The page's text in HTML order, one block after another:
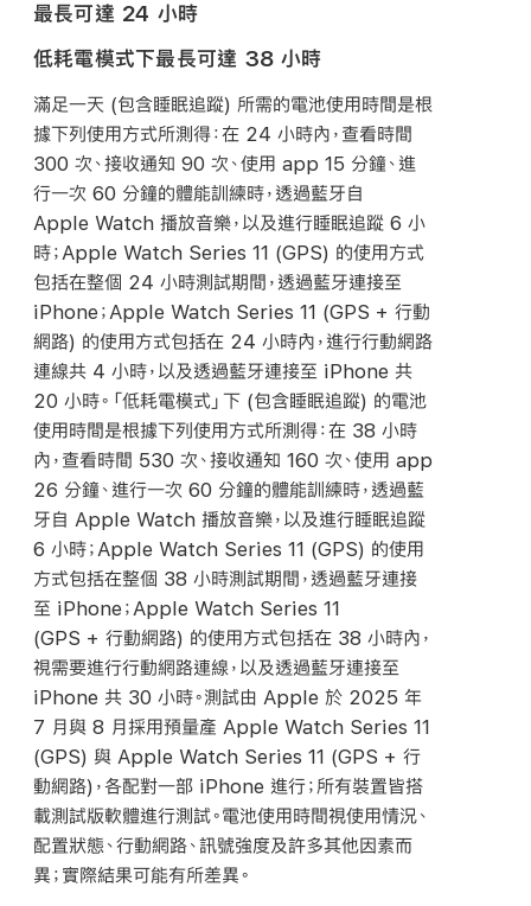
最長可達 24 小時
低耗電模式下最長可達 38 小時
滿足一天 (包含睡眠追蹤) 所需的電池使用時間是根
據下列使用方式所測得：在 24 小時內，查看時間
300 次、接收通知 90 次、使用 app 15 分鐘、進
行一次 60 分鐘的體能訓練時，透過藍牙自
Apple Watch 播放音樂，以及進行睡眠追蹤 6 小
時；Apple Watch Series 11 (GPS) 的使用方式
包括在整個 24 小時測試期間，透過藍牙連接至
iPhone；Apple Watch Series 11 (GPS + 行動
網路) 的使用方式包括在 24 小時內，進行行動網路
連線共 4 小時，以及透過藍牙連接至 iPhone 共
20 小時。「低耗電模式」下 (包含睡眠追蹤) 的電池
使用時間是根據下列使用方式所測得：在 38 小時
內，查看時間 530 次、接收通知 160 次、使用 app
26 分鐘、進行一次 60 分鐘的體能訓練時，透過藍
牙自 Apple Watch 播放音樂，以及進行睡眠追蹤
6 小時；Apple Watch Series 11 (GPS) 的使用
方式包括在整個 38 小時測試期間，透過藍牙連接
至 iPhone；Apple Watch Series 11
(GPS + 行動網路) 的使用方式包括在 38 小時內，
視需要進行行動網路連線，以及透過藍牙連接至
iPhone 共 30 小時。測試由 Apple 於 2025 年
7 月與 8 月採用預量產 Apple Watch Series 11
(GPS) 與 Apple Watch Series 11 (GPS + 行
動網路)，各配對一部 iPhone 進行；所有裝置皆搭
載測試版軟體進行測試。電池使用時間視使用情況、
配置狀態、行動網路、訊號強度及許多其他因素而
異；實際結果可能有所差異。